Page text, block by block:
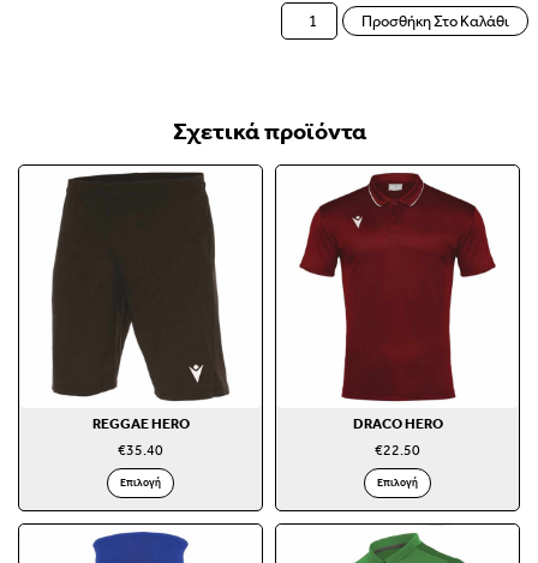
Προσθήκη Στο Καλάθι
Σχετικά προϊόντα
REGGAE HERO
€35.40
Επιλογή
DRACO HERO
€22.50
Επιλογή